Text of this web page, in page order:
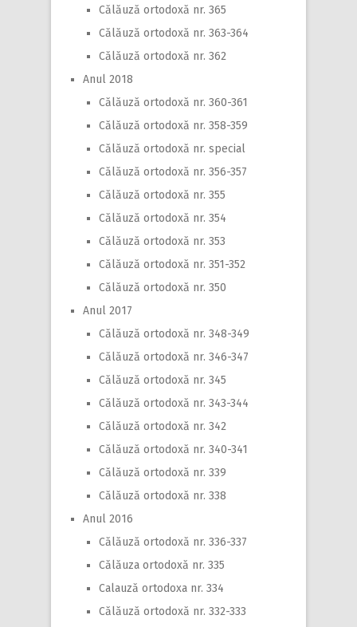
Călăuză ortodoxă nr. 365
Călăuză ortodoxă nr. 363-364
Călăuză ortodoxă nr. 362
Anul 2018
Călăuză ortodoxă nr. 360-361
Călăuză ortodoxă nr. 358-359
Călăuză ortodoxă nr. special
Călăuză ortodoxă nr. 356-357
Călăuză ortodoxă nr. 355
Călăuză ortodoxă nr. 354
Călăuză ortodoxă nr. 353
Călăuză ortodoxă nr. 351-352
Călăuză ortodoxă nr. 350
Anul 2017
Călăuză ortodoxă nr. 348-349
Călăuză ortodoxă nr. 346-347
Călăuză ortodoxă nr. 345
Călăuză ortodoxă nr. 343-344
Călăuză ortodoxă nr. 342
Călăuză ortodoxă nr. 340-341
Călăuză ortodoxă nr. 339
Călăuză ortodoxă nr. 338
Anul 2016
Călăuză ortodoxă nr. 336-337
Călăuza ortodoxă nr. 335
Calauză ortodoxa nr. 334
Călăuză ortodoxă nr. 332-333